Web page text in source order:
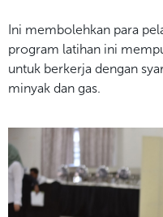
Ini membolehkan para
program latihan ini
untuk berkerja dengan
minyak dan gas.